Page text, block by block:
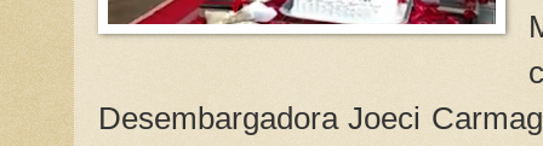
Desembargadora Joeci